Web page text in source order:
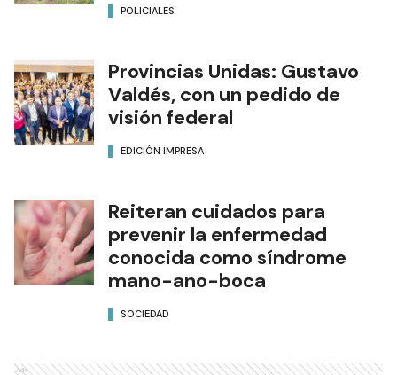
POLICIALES
Provincias Unidas: Gustavo
Valdés, con un pedido de
visión federal
EDICIÓN IMPRESA
Reiteran cuidados para
prevenir la enfermedad
conocida como síndrome
mano-ano-boca
SOCIEDAD
Ads